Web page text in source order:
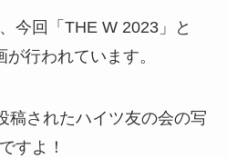
今回
「THE W 2023」と
が行われています。
稿されたハイツ友の会の写
すよ！